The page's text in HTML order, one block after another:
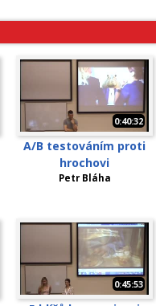
0:40:32
A/B testováním proti
hrochovi
Petr Bláha
0:45:53